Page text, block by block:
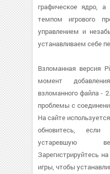
графическое ядро,
темпом игрового
управлением и
устанавливаем себе
Взломанная версия
момент
взломанного файла -
проблемы с
На сайте
обновитесь, если
устаревшую
Зарегистрируйтесь
игры, чтобы